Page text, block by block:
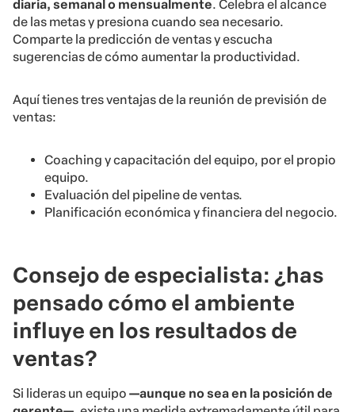
diaria, semanal o mensualmente. Celebra el alcance
de las metas y presiona cuando sea necesario.
Comparte la predicción de ventas y escucha
sugerencias de cómo aumentar la productividad.
Aquí tienes tres ventajas de la reunión de previsión de
ventas:
Coaching y capacitación del equipo, por el propio
equipo.
Evaluación del pipeline de ventas.
Planificación económica y financiera del negocio.
Consejo de especialista: ¿has
pensado cómo el ambiente
influye en los resultados de
ventas?
Si lideras un equipo —aunque no sea en la posición de